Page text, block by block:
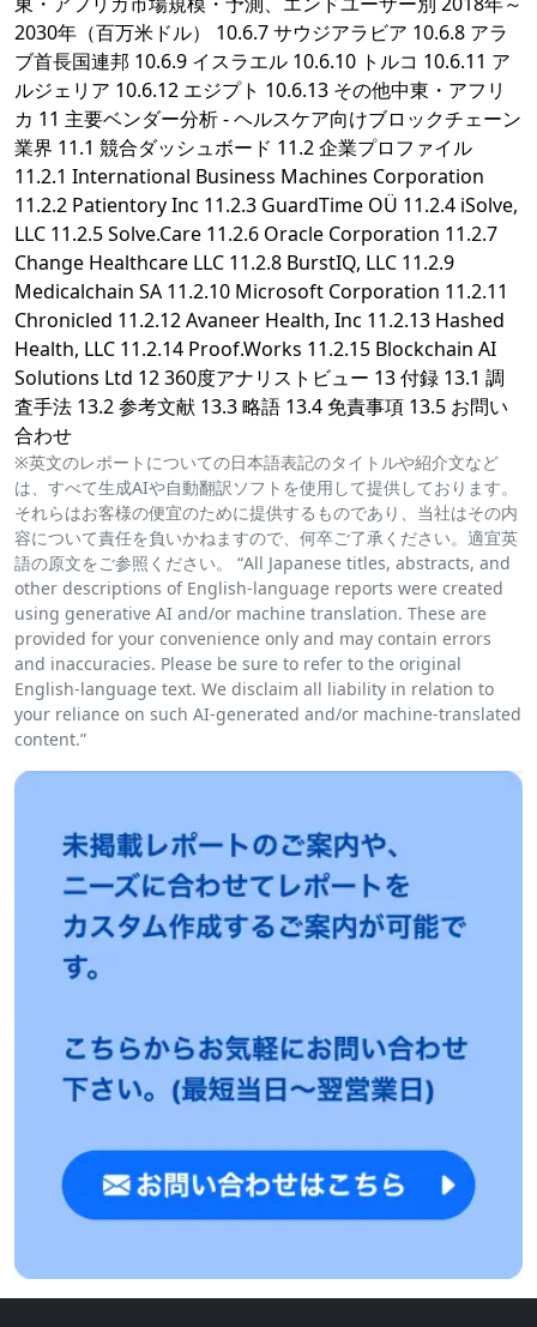
2030年（百万米ドル） 10.6.7 サウジアラビア 10.6.8 アラ
ブ首長国連邦 10.6.9 イスラエル 10.6.10 トルコ 10.6.11 ア
ルジェリア 10.6.12 エジプト 10.6.13 その他中東・アフリ
カ 11 主要ベンダー分析 - ヘルスケア向けブロックチェーン
業界 11.1 競合ダッシュボード 11.2 企業プロファイル
11.2.1 International Business Machines Corporation
11.2.2 Patientory Inc 11.2.3 GuardTime OÜ 11.2.4 iSolve,
LLC 11.2.5 Solve.Care 11.2.6 Oracle Corporation 11.2.7
Change Healthcare LLC 11.2.8 BurstIQ, LLC 11.2.9
Medicalchain SA 11.2.10 Microsoft Corporation 11.2.11
Chronicled 11.2.12 Avaneer Health, Inc 11.2.13 Hashed
Health, LLC 11.2.14 Proof.Works 11.2.15 Blockchain AI
Solutions Ltd 12 360度アナリストビュー 13 付録 13.1 調
査手法 13.2 参考文献 13.3 略語 13.4 免責事項 13.5 お問い
合わせ
※英文のレポートについての日本語表記のタイトルや紹介文など
は、すべて生成AIや自動翻訳ソフトを使用して提供しております。
それらはお客様の便宜のために提供するものであり、当社はその内
容について責任を負いかねますので、何卒ご了承ください。適宜英
語の原文をご参照ください。 “All Japanese titles, abstracts, and
other descriptions of English-language reports were created
using generative AI and/or machine translation. These are
provided for your convenience only and may contain errors
and inaccuracies. Please be sure to refer to the original
English-language text. We disclaim all liability in relation to
your reliance on such AI-generated and/or machine-translated
content.”